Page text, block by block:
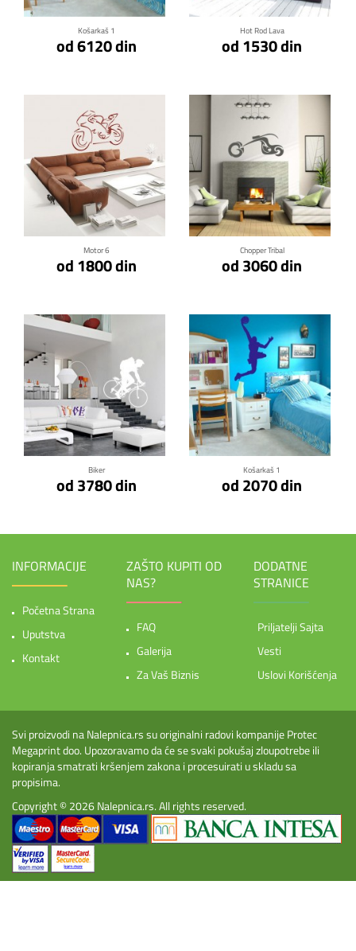
Košarkaš 1
od 6120 din
Hot Rod Lava
od 1530 din
Motor 6
od 1800 din
Klikni za detalje
Chopper Tribal
od 3060 din
Klikni za detalje
Biker
od 3780 din
Klikni za detalje
Košarkaš 1
od 2070 din
Klikni za detalje
INFORMACIJE
Početna Strana
Uputstva
Kontakt
ZAŠTO KUPITI OD
NAS?
FAQ
Galerija
Za Vaš Biznis
DODATNE
STRANICE
Priljatelji Sajta
Vesti
Uslovi Korišćenja
Svi proizvodi na Nalepnica.rs su originalni radovi kompanije Protec
Megaprint doo. Upozoravamo da će se svaki pokušaj zloupotrebe ili
kopiranja smatrati kršenjem zakona i procesuirati u skladu sa
propisima.
Copyright © 2026Nalepnica.rs. All rights reserved.